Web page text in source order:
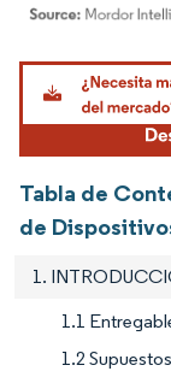
Imagen © Mordor
Tabla de
de
1.
1.1
1.2